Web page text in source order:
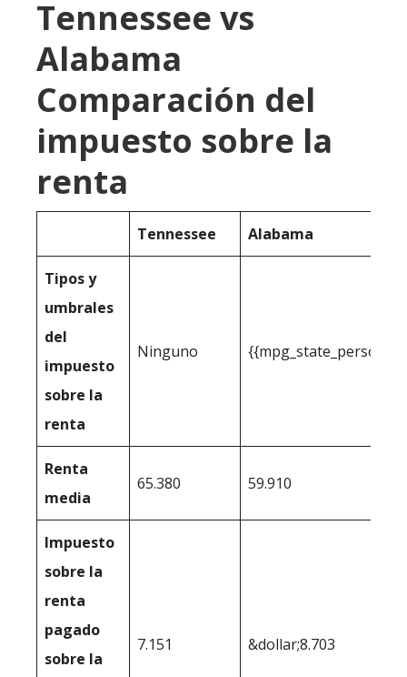
Tennessee vs
Alabama
Comparación del
impuesto sobre la
renta
Tennessee Alabama
Tipos y
umbrales
del
impuesto
sobre la
renta
Ninguno
Renta
media
65.380 59.910
Impuesto
sobre la
renta
pagado
sobre la
7.151 &dollar;8.703